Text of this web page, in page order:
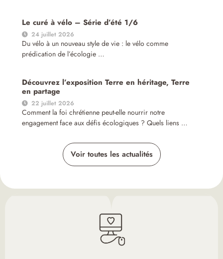
Le curé à vélo – Série d’été 1/6
24 juillet 2026
Du vélo à un nouveau style de vie : le vélo comme
prédication de l’écologie …
Découvrez l’exposition Terre en héritage, Terre
en partage
22 juillet 2026
Comment la foi chrétienne peut-elle nourrir notre
engagement face aux défis écologiques ? Quels liens …
Voir toutes les actualités